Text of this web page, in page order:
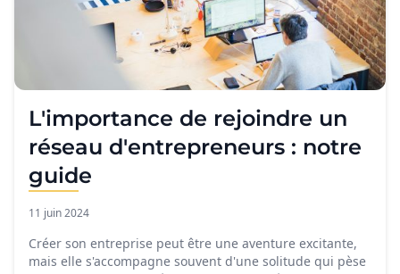
L'importance de rejoindre un
réseau d'entrepreneurs : notre
guide
11 juin 2024
Créer son entreprise peut être une aventure excitante,
mais elle s'accompagne souvent d'une solitude qui pèse